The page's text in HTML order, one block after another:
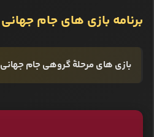
برنامه بازی‌ های جام جهانی 2022، دوشنبه 7 آذر
بازی‌ های مرحلۀ گروهی جام جهانی 2022 قطر